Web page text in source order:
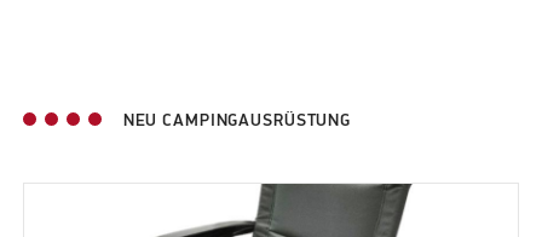
NEU CAMPINGAUSRÜSTUNG